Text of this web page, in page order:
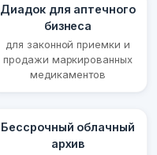
Диадок для аптечного
бизнеса
для законной приемки и
продажи маркированных
медикаментов
Бессрочный облачный
архив